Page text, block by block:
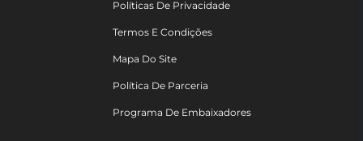
Políticas De Privacidade
Termos E Condições
Mapa Do Site
Política De Parceria
Programa De Embaixadores